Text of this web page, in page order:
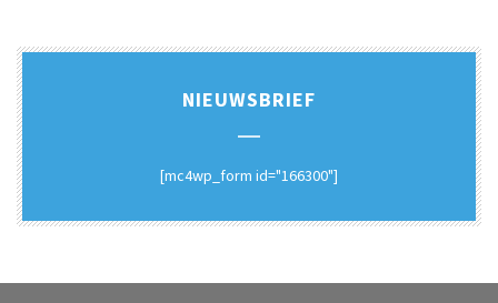
NIEUWSBRIEF
[mc4wp_form id="166300"]